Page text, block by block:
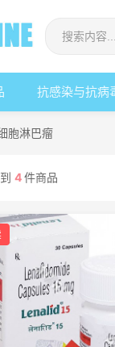
抗感染与抗病
胞淋巴瘤
4件商品